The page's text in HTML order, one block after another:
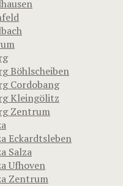
Böhlscheiben
Cordobang
Kleingölitz
Zentrum
Eckardtsleben
Salza
Ufhoven
Zentrum